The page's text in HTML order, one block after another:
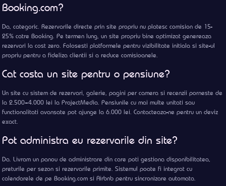
Booking.com?
Da, categoric. Rezervarile directe prin site propriu nu platesc comision de 15-
25% catre Booking. Pe termen lung, un site propriu bine optimizat genereaza
rezervari la cost zero. Folosesti platformele pentru vizibilitate initiala si site-ul
propriu pentru a fideliza clientii si a reduce comisioanele.
Cat costa un site pentru o pensiune?
Un site cu sistem de rezervari, galerie, pagini per camera si recenzii porneste de
la 2.500–4.000 lei la ProjectMedia. Pensiunile cu mai multe unitati sau
functionalitati avansate pot ajunge la 6.000 lei. Contacteaza-ne pentru un deviz
exact.
Pot administra eu rezervarile din site?
Da. Livram un panou de administrare din care poti gestiona disponibilitatea,
preturile per sezon si rezervarile primite. Sistemul poate fi integrat cu
calendarele de pe Booking.com si Airbnb pentru sincronizare automata.